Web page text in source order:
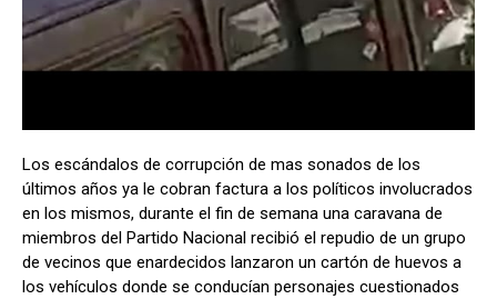
Los escándalos de corrupción de mas sonados de los
últimos años ya le cobran factura a los políticos involucrados
en los mismos, durante el fin de semana una caravana de
miembros del Partido Nacional recibió el repudio de un grupo
de vecinos que enardecidos lanzaron un cartón de huevos a
los vehículos donde se conducían personajes cuestionados